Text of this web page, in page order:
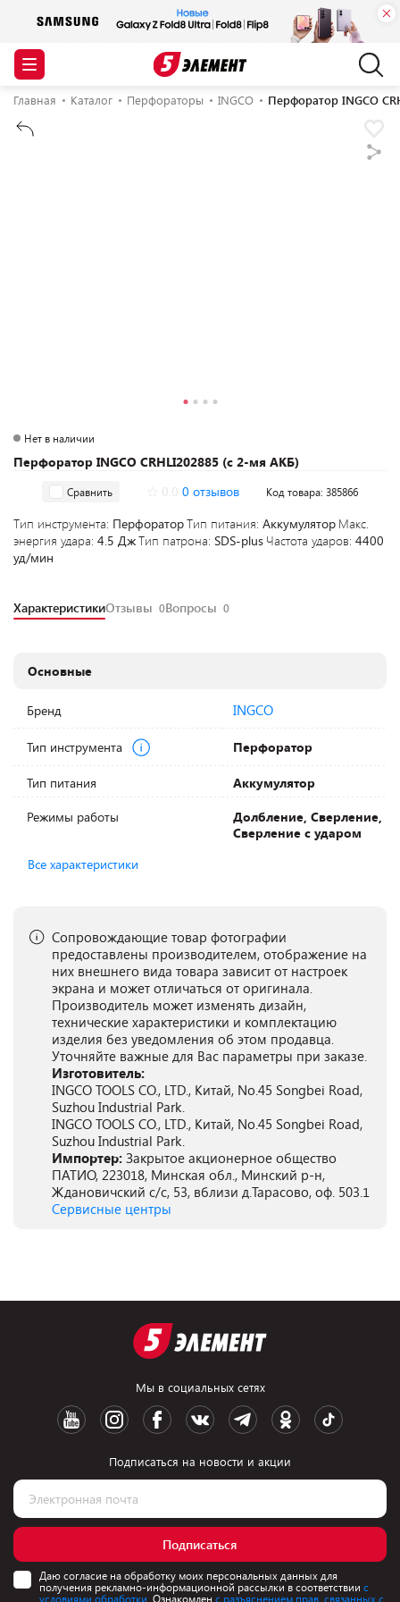
Главная Каталог Перфораторы INGCO Перфоратор INGCO
Перфоратор INGCO CRHLI202885 (с 2-мя АКБ)
Нет в наличии
Сравнить 0 отзывов Код товара: 385866
Тип инструмента: ПерфораторТип питания: Аккумулятор Макс.
энергия удара: 4.5 ДжТип патрона: SDS-plus Частота ударов: 4400
уд/мин
ХарактеристикиОтзывы 0Вопросы 0
Основные
Бренд INGCO
Тип инструмента Перфоратор
Тип питания
Аккумулятор
Режимы работы
Долбление, Сверление,
Сверление с ударом
Все характеристики
Сопровождающие товар фотографии
предоставлены производителем, отображение на
них внешнего вида товара зависит от настроек
экрана и может отличаться от оригинала.
Производитель может изменять дизайн,
технические характеристики и комплектацию
изделия без уведомления об этом продавца.
Уточняйте важные для Вас параметры при заказе.
Изготовитель:
INGCO TOOLS CO., LTD., Китай, No.45 Songbei Road,
Suzhou Industrial Park.
INGCO TOOLS CO., LTD., Китай, No.45 Songbei Road,
Suzhou Industrial Park.
Импортер: Закрытое акционерное общество
ПАТИО, 223018, Минская обл., Минский р-н,
Ждановичский с/с, 53, вблизи д.Тарасово, оф. 503.1
Сервисные центры
Мы в социальных сетях
Подписаться на новости и акции
Подписаться
Даю согласие на обработку моих персональных данных для
получения рекламно-информационной рассылки в соответствии с
условиями обработки. Ознакомлен с разъяснением прав, связанных с